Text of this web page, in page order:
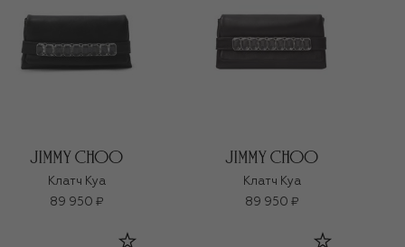
Клатч Kya
89 950 ₽
Клатч Kya
89 950 ₽